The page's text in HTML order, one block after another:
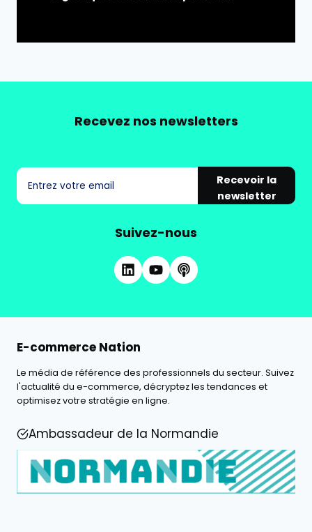
Recevez nos newsletters
Recevoir la
newsletter
Suivez-nous
E-commerce Nation
Le média de référence des professionnels du secteur. Suivez
l'actualité du e-commerce, décryptez les tendances et
optimisez votre stratégie en ligne.
Ambassadeur de la Normandie